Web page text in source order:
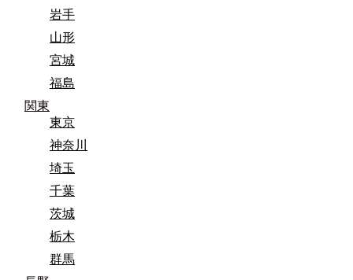
岩手
山形
宮城
福島
関東
東京
神奈川
埼玉
千葉
茨城
栃木
群馬